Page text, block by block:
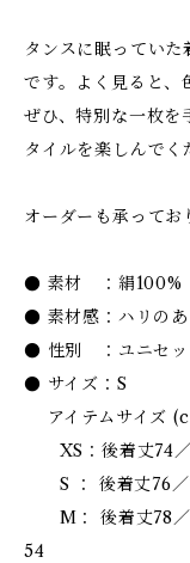
タンスに眠ってい
です。よく見ると、
ぜひ、特別な一枚を
タイルを楽しんでく
オーダーも承ってお
● 素材 ：絹100%
● 素材感：ハリのあ
● 性別 ：ユニセッ
● サイズ：S
アイテムサイズ
XS：後着丈74／
S ： 後着丈76／
M： 後着丈78／
54